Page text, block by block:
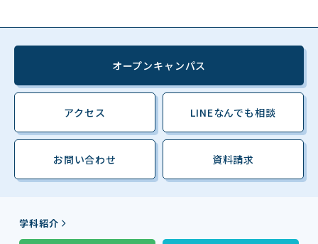
オープンキャンパス
アクセス LINEなんでも相談
お問い合わせ 資料請求
学科紹介